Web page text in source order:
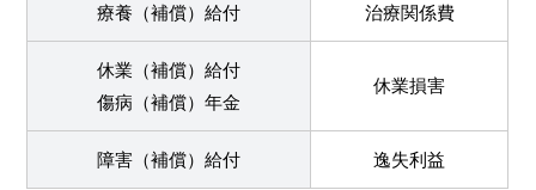
療養（補償）給付 治療関係費
休業（補償）給付
傷病（補償）年金
休業損害
障害（補償）給付 逸失利益